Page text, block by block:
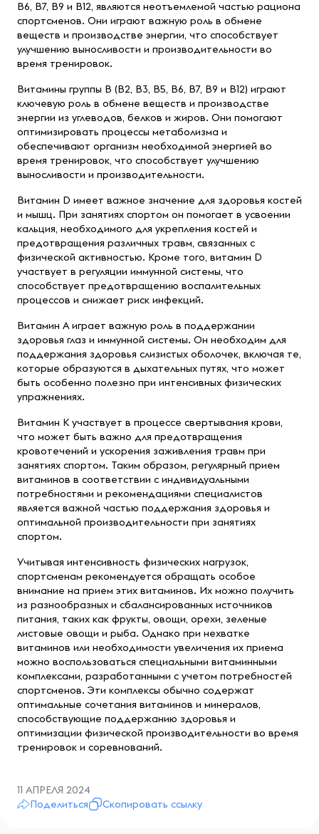
B6, B7, B9 и B12, являются неотъемлемой частью рациона
спортсменов. Они играют важную роль в обмене
веществ и производстве энергии, что способствует
улучшению выносливости и производительности во
время тренировок.
Витамины группы В (B2, B3, B5, B6, B7, B9 и B12) играют
ключевую роль в обмене веществ и производстве
энергии из углеводов, белков и жиров. Они помогают
оптимизировать процессы метаболизма и
обеспечивают организм необходимой энергией во
время тренировок, что способствует улучшению
выносливости и производительности.
Витамин D имеет важное значение для здоровья костей
и мышц. При занятиях спортом он помогает в усвоении
кальция, необходимого для укрепления костей и
предотвращения различных травм, связанных с
физической активностью. Кроме того, витамин D
участвует в регуляции иммунной системы, что
способствует предотвращению воспалительных
процессов и снижает риск инфекций.
Витамин А играет важную роль в поддержании
здоровья глаз и иммунной системы. Он необходим для
поддержания здоровья слизистых оболочек, включая те,
которые образуются в дыхательных путях, что может
быть особенно полезно при интенсивных физических
упражнениях.
Витамин К участвует в процессе свертывания крови,
что может быть важно для предотвращения
кровотечений и ускорения заживления травм при
занятиях спортом. Таким образом, регулярный прием
витаминов в соответствии с индивидуальными
потребностями и рекомендациями специалистов
является важной частью поддержания здоровья и
оптимальной производительности при занятиях
спортом.
Учитывая интенсивность физических нагрузок,
спортсменам рекомендуется обращать особое
внимание на прием этих витаминов. Их можно получить
из разнообразных и сбалансированных источников
питания, таких как фрукты, овощи, орехи, зеленые
листовые овощи и рыба. Однако при нехватке
витаминов или необходимости увеличения их приема
можно воспользоваться специальными витаминными
комплексами, разработанными с учетом потребностей
спортсменов. Эти комплексы обычно содержат
оптимальные сочетания витаминов и минералов,
способствующие поддержанию здоровья и
оптимизации физической производительности во время
тренировок и соревнований.
11 АПРЕЛЯ 2024
Поделиться
Скопировать ссылку